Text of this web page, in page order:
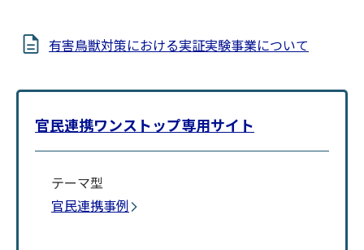
有害鳥獣対策における実証実験事業について
官民連携ワンストップ専用サイト
テーマ型
官民連携事例